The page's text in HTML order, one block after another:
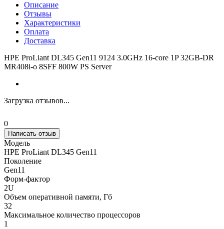
Описание
Отзывы
Характеристики
Оплата
Доставка
HPE ProLiant DL345 Gen11 9124 3.0GHz 16‑core 1P 32GB‑DR
MR408i‑o 8SFF 800W PS Server
Загрузка отзывов...
0
Написать отзыв
Модель
HPE ProLiant DL345 Gen11
Поколение
Gen11
Форм-фактор
2U
Объем оперативной памяти, Гб
32
Максимальное количество процессоров
1